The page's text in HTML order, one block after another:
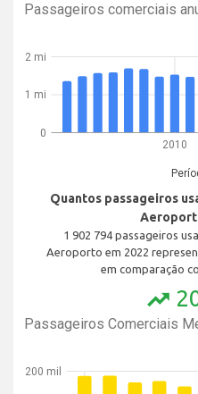
Passageiros comerciais
2010
0
1 mi
2 mi
Quantos passageiros
1 902 794 passageiros
Aeroporto em 2022
em comparação
trending_up
Passageiros Comerciais
200 mil